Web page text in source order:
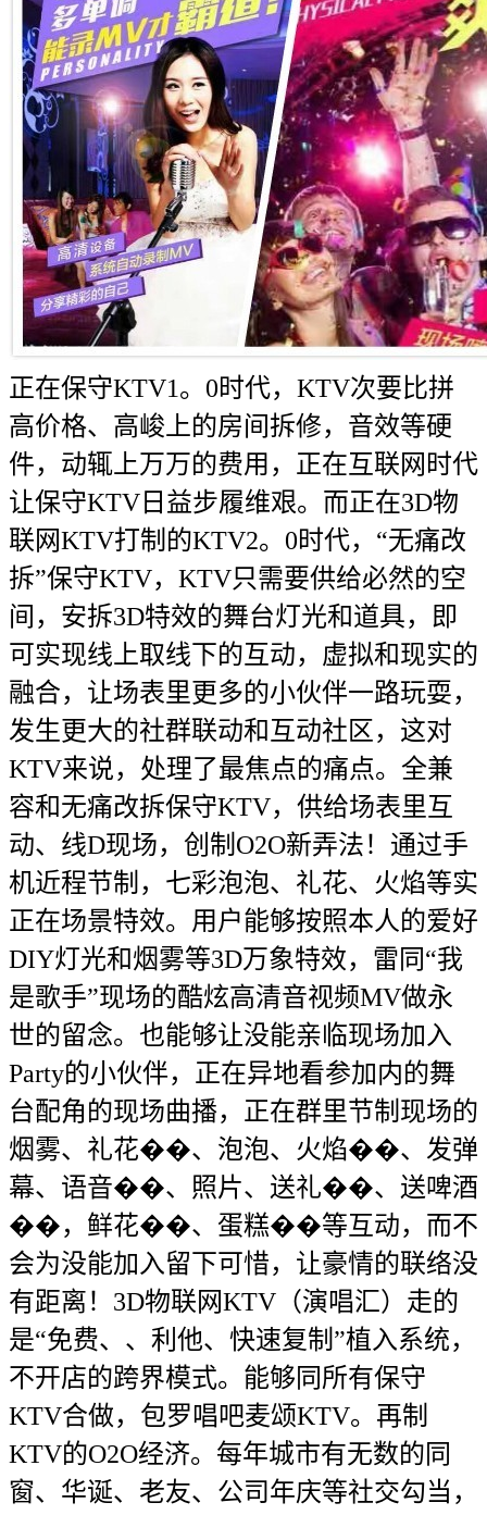
正在保守KTV1。0时代，KTV次要比拼
高价格、高峻上的房间拆修，音效等硬
件，动辄上万万的费用，正在互联网时代
让保守KTV日益步履维艰。而正在3D物
联网KTV打制的KTV2。0时代，“无痛改
拆”保守KTV，KTV只需要供给必然的空
间，安拆3D特效的舞台灯光和道具，即
可实现线上取线下的互动，虚拟和现实的
融合，让场表里更多的小伙伴一路玩耍，
发生更大的社群联动和互动社区，这对
KTV来说，处理了最焦点的痛点。全兼
容和无痛改拆保守KTV，供给场表里互
动、线D现场，创制O2O新弄法！通过手
机近程节制，七彩泡泡、礼花、火焰等实
正在场景特效。用户能够按照本人的爱好
DIY灯光和烟雾等3D万象特效，雷同“我
是歌手”现场的酷炫高清音视频MV做永
世的留念。也能够让没能亲临现场加入
Party的小伙伴，正在异地看参加内的舞
台配角的现场曲播，正在群里节制现场的
烟雾、礼花��、泡泡、火焰��、发弹
幕、语音��、照片、送礼��、送啤酒
��，鲜花��、蛋糕��等互动，而不
会为没能加入留下可惜，让豪情的联络没
有距离！3D物联网KTV（演唱汇）走的
是“免费、、利他、快速复制”植入系统，
不开店的跨界模式。能够同所有保守
KTV合做，包罗唱吧麦颂KTV。再制
KTV的O2O经济。每年城市有无数的同
窗、华诞、老友、公司年庆等社交勾当，